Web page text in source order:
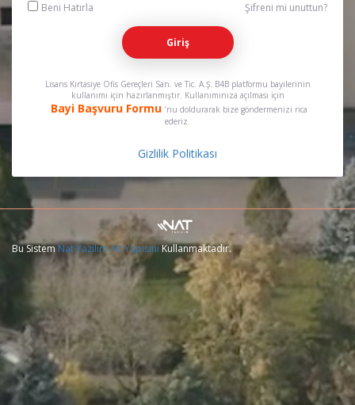
Beni Hatırla Şifreni mi unuttun?
Giriş
Lisans Kırtasiye Ofis Gereçleri San. ve Tic. A.Ş. B4B platformu bayilerinin
kullanımı için hazırlanmıştır. Kullanımınıza açılması için
Bayi Başvuru Formu ’nu doldurarak bize göndermenizi rica
ederiz.
Gizlilik Politikası
Bu SistemNat Yazılım Alt YapısınıKullanmaktadır.